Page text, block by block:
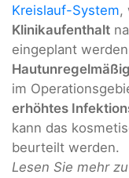
Kreislauf-System,
Klinikaufenthalt
eingeplant
im
erhöhtes
kann das
beurteilt werden.
Lesen Sie mehr